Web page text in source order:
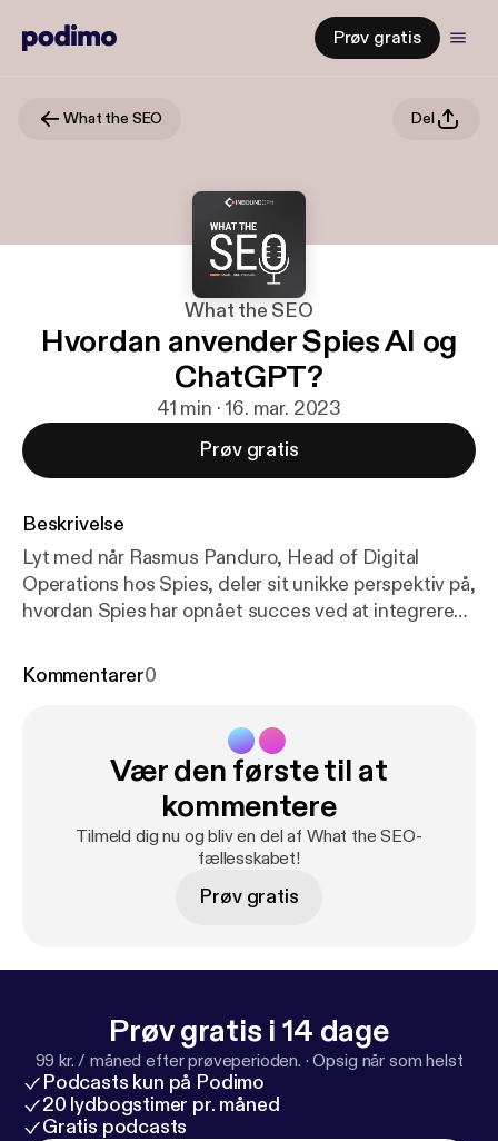
Prøv gratis
What the SEO Del
What the SEO
Hvordan anvender Spies AI og
ChatGPT?
41 min · 16. mar. 2023
Prøv gratis
Beskrivelse
Lyt med når Rasmus Panduro, Head of Digital
Operations hos Spies, deler sit unikke perspektiv på,
hvordan Spies har opnået succes ved at integrere
indenfor SEO og på tværs af deres
Kommentarer0
Vær den første til at
kommentere
Tilmeld dig nu og bliv en del af What the SEO-
fællesskabet!
Prøv gratis
Prøv gratis i 14 dage
99 kr. / måned efter prøveperioden. ·Opsig når som helst
Podcasts kun på Podimo
20 lydbogstimer pr. måned
Gratis podcasts